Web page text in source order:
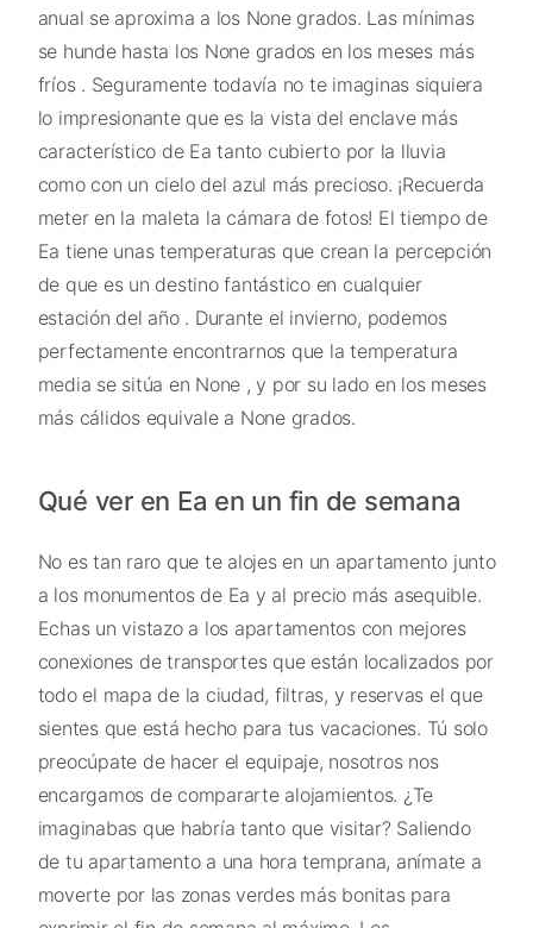
anual se aproxima a los None grados. Las mínimas
se hunde hasta los None grados en los meses más
fríos . Seguramente todavía no te imaginas siquiera
lo impresionante que es la vista del enclave más
característico de Ea tanto cubierto por la lluvia
como con un cielo del azul más precioso. ¡Recuerda
meter en la maleta la cámara de fotos! El tiempo de
Ea tiene unas temperaturas que crean la percepción
de que es un destino fantástico en cualquier
estación del año . Durante el invierno, podemos
perfectamente encontrarnos que la temperatura
media se sitúa en None , y por su lado en los meses
más cálidos equivale a None grados.
Qué ver en Ea en un fin de semana
No es tan raro que te alojes en un apartamento junto
a los monumentos de Ea y al precio más asequible.
Echas un vistazo a los apartamentos con mejores
conexiones de transportes que están localizados por
todo el mapa de la ciudad, filtras, y reservas el que
sientes que está hecho para tus vacaciones. Tú solo
preocúpate de hacer el equipaje, nosotros nos
encargamos de compararte alojamientos. ¿Te
imaginabas que habría tanto que visitar? Saliendo
de tu apartamento a una hora temprana, anímate a
moverte por las zonas verdes más bonitas para